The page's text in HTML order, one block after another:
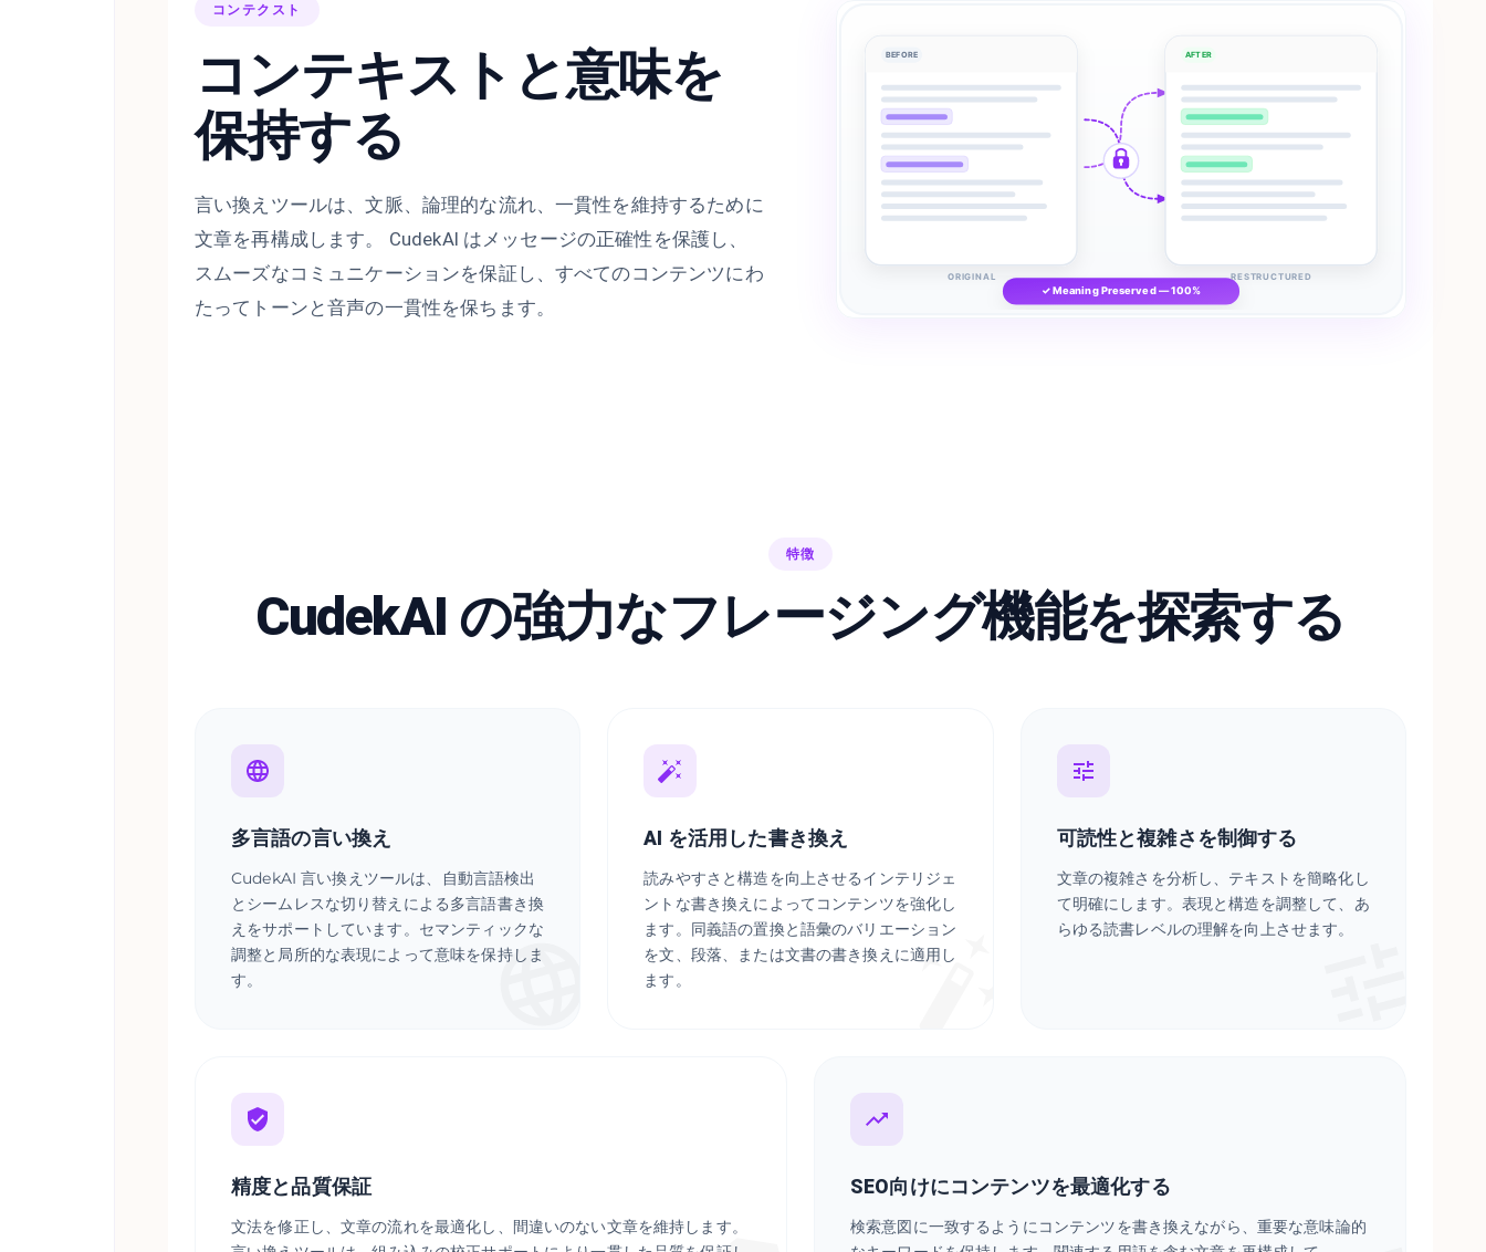
コンテクスト
コンテキストと意味を
保持する
言い換えツールは、文脈、論理的な流れ、一貫性を維持するために
文章を再構成します。 CudekAI はメッセージの正確性を保護し、
スムーズなコミュニケーションを保証し、すべてのコンテンツにわ
たってトーンと音声の一貫性を保ちます。
BEFORE AFTER
✓ Meaning Preserved — 100%
ORIGINAL RESTRUCTURED
特徴
CudekAI の強力なフレージング機能を探索する
多言語の言い換え
CudekAI 言い換えツールは、自動言語検出
とシームレスな切り替えによる多言語書き換
えをサポートしています。セマンティックな
調整と局所的な表現によって意味を保持しま
す。
AI を活用した書き換え
読みやすさと構造を向上させるインテリジェ
ントな書き換えによってコンテンツを強化し
ます。同義語の置換と語彙のバリエーション
を文、段落、または文書の書き換えに適用し
ます。
可読性と複雑さを制御する
文章の複雑さを分析し、テキストを簡略化し
て明確にします。表現と構造を調整して、あ
らゆる読書レベルの理解を向上させます。
精度と品質保証
文法を修正し、文章の流れを最適化し、間違いのない文章を維持します。
SEO向けにコンテンツを最適化する
検索意図に一致するようにコンテンツを書き換えながら、重要な意味論的